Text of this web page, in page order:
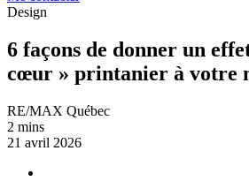
Design
6 façons de donner un
cœur » printanier à votre
RE/MAX Québec
2 mins
21 avril 2026